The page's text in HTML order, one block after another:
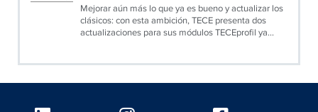
Mejorar aún más lo que ya es bueno y actualizar los
clásicos: con esta ambición, TECE presenta dos
actualizaciones para sus módulos TECEprofil ya...
Floating